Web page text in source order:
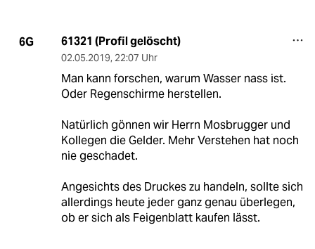
6G 61321 (Profil gelöscht)
02.05.2019, 22:07 Uhr
Man kann forschen, warum Wasser nass ist.
Oder Regenschirme herstellen.
Natürlich gönnen wir Herrn Mosbrugger und
Kollegen die Gelder. Mehr Verstehen hat noch
nie geschadet.
Angesichts des Druckes zu handeln, sollte sich
allerdings heute jeder ganz genau überlegen,
ob er sich als Feigenblatt kaufen lässt.